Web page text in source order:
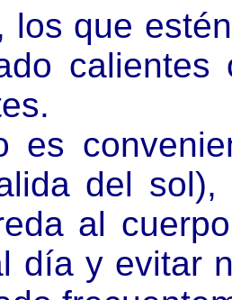
los que
es
del sol),
al
día y evitar